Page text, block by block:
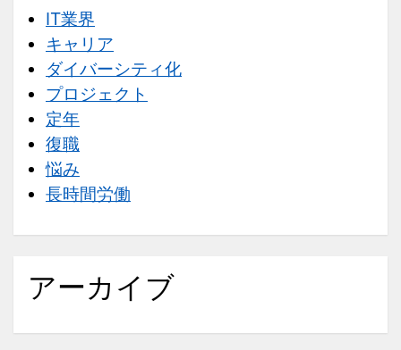
IT業界
キャリア
ダイバーシティ化
プロジェクト
定年
復職
悩み
長時間労働
アーカイブ